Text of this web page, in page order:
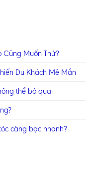
Muốn Thử?
Du Khách Mê Mẩn
thể bỏ qua
càng bạc nhanh?